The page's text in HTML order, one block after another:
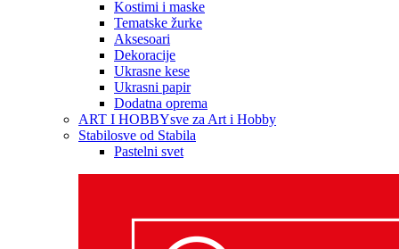
Kostimi i maske
Tematske žurke
Aksesoari
Dekoracije
Ukrasne kese
Ukrasni papir
Dodatna oprema
ART I HOBBYsve za Art i Hobby
Stabilosve od Stabila
Pastelni svet